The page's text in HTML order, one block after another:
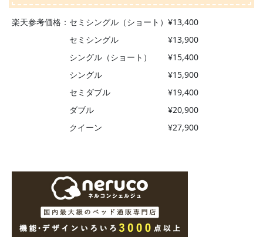
楽天参考価格：セミシングル（ショート）¥13,400
セミシングル ¥13,900
シングル（ショート） ¥15,400
シングル ¥15,900
セミダブル ¥19,400
ダブル ¥20,900
クイーン ¥27,900